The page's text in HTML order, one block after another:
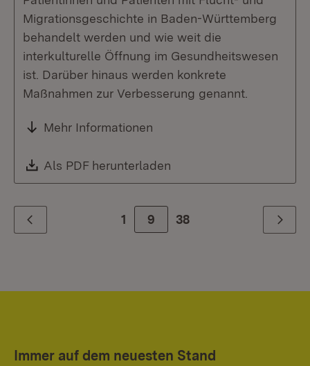
Migrationsgeschichte in Baden-Württemberg
behandelt werden und wie weit die
interkulturelle Öffnung im Gesundheitswesen
ist. Darüber hinaus werden konkrete
Maßnahmen zur Verbesserung genannt.
Mehr Informationen
Download:
Als PDF herunterladen
Zurück 1 Zur Seite
9 38 Weiter
Immer auf dem neuesten Stand